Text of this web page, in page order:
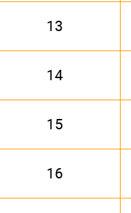
13
14
15
16